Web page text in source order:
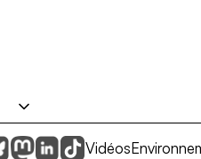
Vidéos